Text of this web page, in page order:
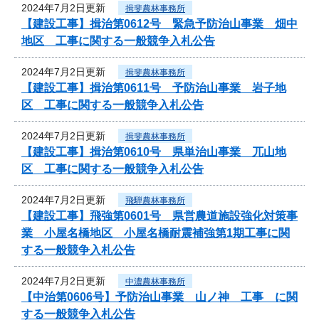
2024年7月2日更新 揖斐農林事務所
【建設工事】揖治第0612号 緊急予防治山事業 畑中
地区 工事に関する一般競争入札公告
2024年7月2日更新 揖斐農林事務所
【建設工事】揖治第0611号 予防治山事業 岩子地
区 工事に関する一般競争入札公告
2024年7月2日更新 揖斐農林事務所
【建設工事】揖治第0610号 県単治山事業 兀山地
区 工事に関する一般競争入札公告
2024年7月2日更新 飛騨農林事務所
【建設工事】飛強第0601号 県営農道施設強化対策事
業 小屋名橋地区 小屋名橋耐震補強第1期工事に関
する一般競争入札公告
2024年7月2日更新 中濃農林事務所
【中治第0606号】予防治山事業 山ノ神 工事 に関
する一般競争入札公告